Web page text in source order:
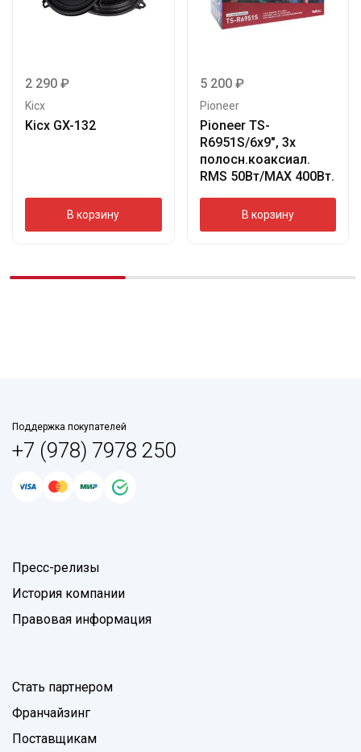
2 290 ₽
Kicx
Kicx GX-132
В корзину
5 200 ₽
Pioneer
Pioneer TS-
R6951S/6х9″, 3х
полосн.коаксиал.
RMS 50Вт/МАХ 400Вт.
В корзину
Поддержка покупателей
+7 (978) 7978 250
Пресс-релизы
История компании
Правовая информация
Стать партнером
Франчайзинг
Поставщикам